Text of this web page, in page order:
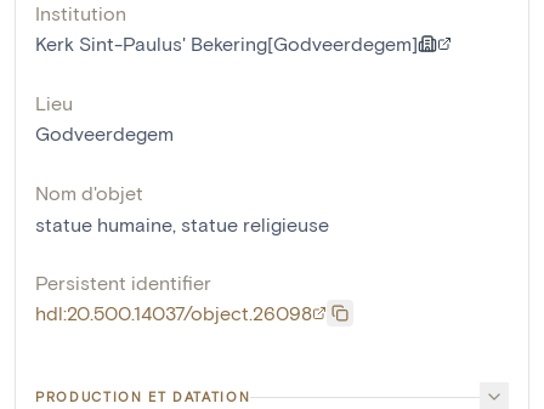
Institution
Kerk Sint-Paulus' Bekering[Godveerdegem]
Lieu
Godveerdegem
Nom d'objet
statue humaine, statue religieuse
Persistent identifier
hdl:20.500.14037/object.26098
PRODUCTION ET DATATION